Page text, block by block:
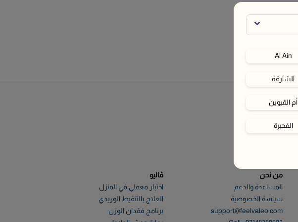
Al Ain
الشارقة
أم القيوين
الفجيرة
ڤاليو
اختبار معملي في المنزل
العلاج بالتنقيط الوريدي
برنامج فقدان الوزن
من نحن
المساعدة والدعم
سياسة الخصوصية
support@feelvaleo.com